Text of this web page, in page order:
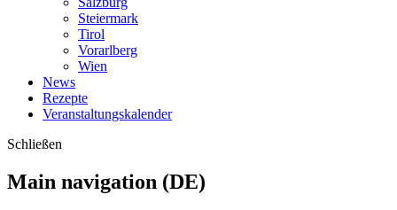
Steiermark
Tirol
Vorarlberg
Wien
News
Rezepte
Veranstaltungskalender
Schließen
Main navigation (DE)